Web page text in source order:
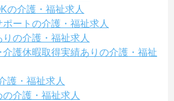
の介護・福祉求人
ートの介護・福祉求人
の介護・福祉求人
介護休暇取得実績ありの介護・福祉
護・福祉求人
介護・福祉求人